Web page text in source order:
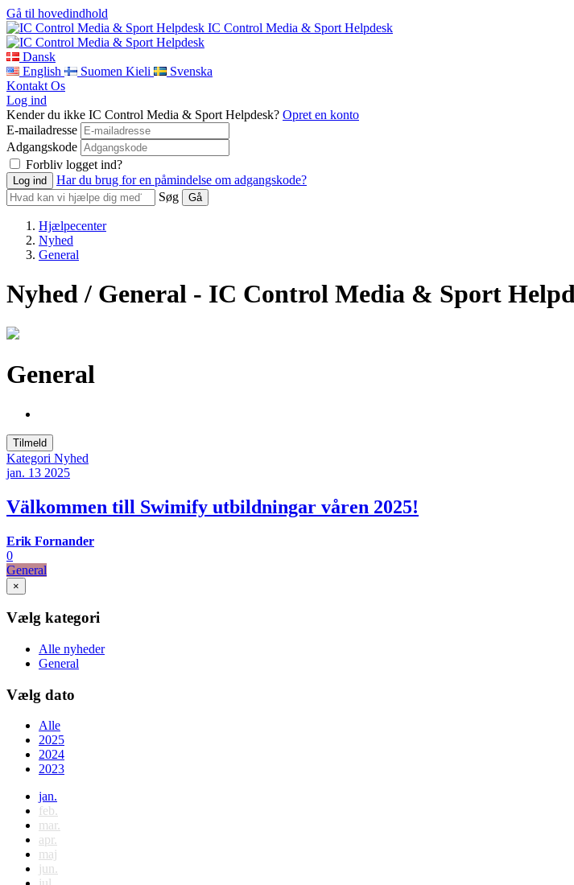
Gå til hovedindhold
IC Control Media & Sport Helpdesk
Dansk
English
Suomen Kieli
Svenska
Kontakt Os
Log ind
Kender du ikke IC Control Media & Sport Helpdesk? Opret en konto
E-mailadresse
Adgangskode
Forbliv logget ind?
Har du brug for en påmindelse om adgangskode?
Søg
Hjælpecenter
Nyhed
General
Nyhed / General - IC Control Media & Sport
General
Tilmeld
Kategori Nyhed
jan. 13 2025
Välkommen till Swimify utbildningar våren 2025!
Erik Fornander
0
General
×
Vælg kategori
Alle nyheder
General
Vælg dato
Alle
2025
2024
2023
jan.
feb.
mar.
apr.
maj
jun.